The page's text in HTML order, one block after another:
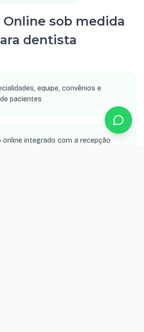
Online sob medida
dentista
equipe, convênios e
pacientes
online integrado com a recepção